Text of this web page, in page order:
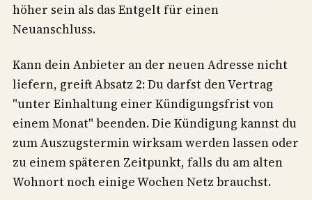
höher sein als das Entgelt für einen
Neuanschluss.
Kann dein Anbieter an der neuen Adresse nicht
liefern, greift Absatz 2: Du darfst den Vertrag
"unter Einhaltung einer Kündigungsfrist von
einem Monat" beenden. Die Kündigung kannst du
zum Auszugstermin wirksam werden lassen oder
zu einem späteren Zeitpunkt, falls du am alten
Wohnort noch einige Wochen Netz brauchst.